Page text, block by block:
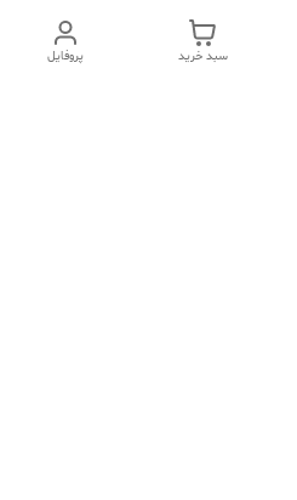
پروفایل سبد خرید